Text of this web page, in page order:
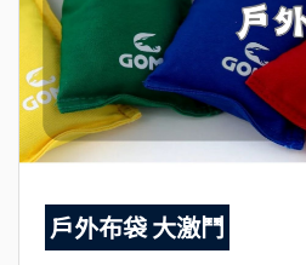
戶外布袋 大激鬥